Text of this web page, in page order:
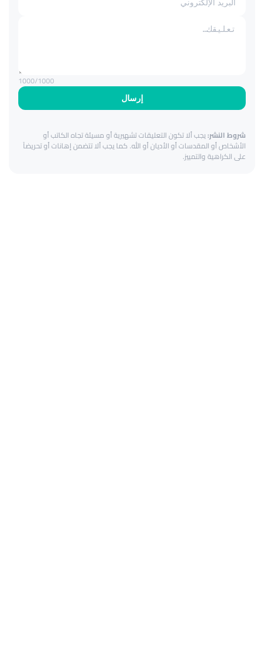
إرسال
1000/1000
شروط النشر:يجب ألا تكون التعليقات تشهيرية أو مسيئة تجاه الكاتب أو
الأشخاص أو المقدسات أو الأديان أو الله. كما يجب ألا تتضمن إهانات أو تحريضاً
على الكراهية والتمييز.